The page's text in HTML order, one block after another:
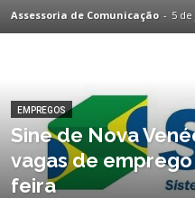
Assessoria de Comunicação - 5
EMPREGOS
Sine de Nova
vagas de
feira